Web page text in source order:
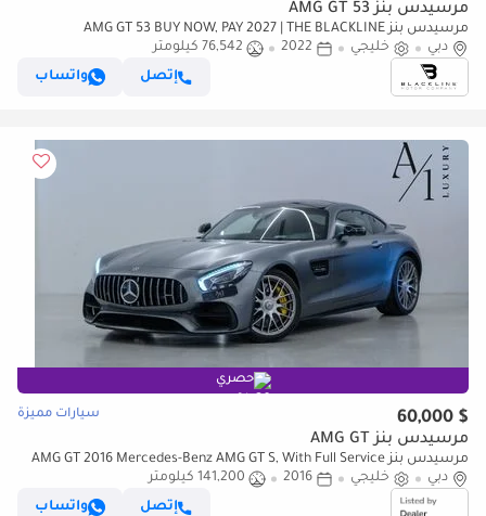
مرسيدس بنز AMG GT 53
مرسيدس بنز AMG GT 53 BUY NOW, PAY 2027 | THE BLACKLINE
STANDARD | May 2027 Mercedes Warranty + Service Contract, GCC
دبي خليجي 2022
76,542 كيلومتر
إتصل
واتساب
حصري
$ 60,000 سيارات مميزة
مرسيدس بنز AMG GT
مرسيدس بنز AMG GT 2016 Mercedes-Benz AMG GT S, With Full Service
History, Excellent Condition, GCC Spec
دبي خليجي 2016
141,200 كيلومتر
إتصل
واتساب